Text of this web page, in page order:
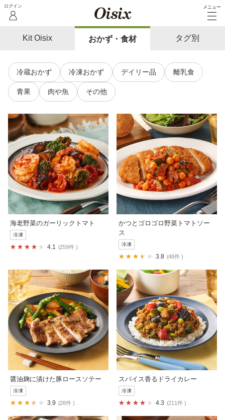
メニュー
Kit Oisix おかず・食材 タグ別
冷蔵おかず 冷凍おかず デイリー品 離乳食
青果 肉や魚 その他
海老野菜のガーリックトマト
冷凍
4.1 259件
かつとゴロゴロ野菜トマトソー
ス
冷凍
3.8 48件
醤油麹に漬けた豚ロースソテー
冷凍
3.9 28件
スパイス香るドライカレー
冷凍
4.3 211件